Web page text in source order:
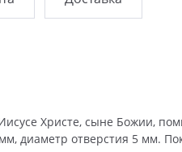
Христе, сыне Божии,
диаметр отверстия 5 мм.